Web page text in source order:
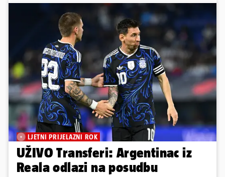
LJETNI PRIJELAZNI ROK
UŽIVO Transferi: Argentinac iz
Reala odlazi na posudbu